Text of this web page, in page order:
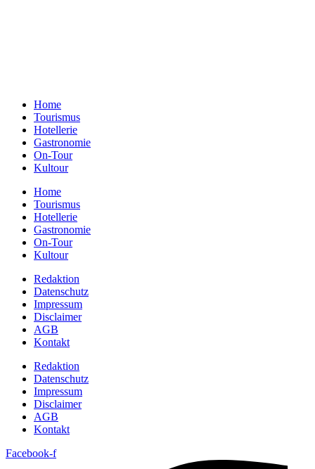
Home
Tourismus
Hotellerie
Gastronomie
On-Tour
Kultour
Home
Tourismus
Hotellerie
Gastronomie
On-Tour
Kultour
Redaktion
Datenschutz
Impressum
Disclaimer
AGB
Kontakt
Redaktion
Datenschutz
Impressum
Disclaimer
AGB
Kontakt
Facebook-f